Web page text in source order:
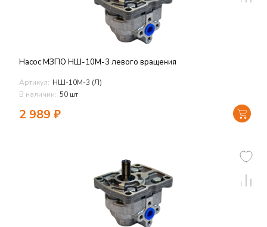
Насос МЗПО НШ-10М-3 левого вращения
Артикул: НШ-10М-3 (Л)
В наличии: 50 шт
2 989 ₽